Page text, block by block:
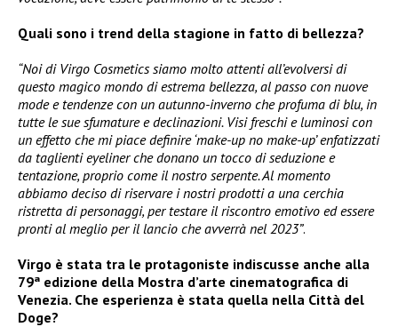
Quali sono i trend della stagione in fatto di bellezza?
“Noi di Virgo Cosmetics siamo molto attenti all’evolversi di
questo magico mondo di estrema bellezza, al passo con nuove
mode e tendenze con un autunno-inverno che profuma di blu, in
tutte le sue sfumature e declinazioni. Visi freschi e luminosi con
un effetto che mi piace definire ‘make-up no make-up’ enfatizzati
da taglienti eyeliner che donano un tocco di seduzione e
tentazione, proprio come il nostro serpente. Al momento
abbiamo deciso di riservare i nostri prodotti a una cerchia
ristretta di personaggi, per testare il riscontro emotivo ed essere
pronti al meglio per il lancio che avverrà nel 2023”.
Virgo è stata tra le protagoniste indiscusse anche alla
79ª edizione della Mostra d’arte cinematografica di
Venezia. Che esperienza è stata quella nella Città del
Doge?